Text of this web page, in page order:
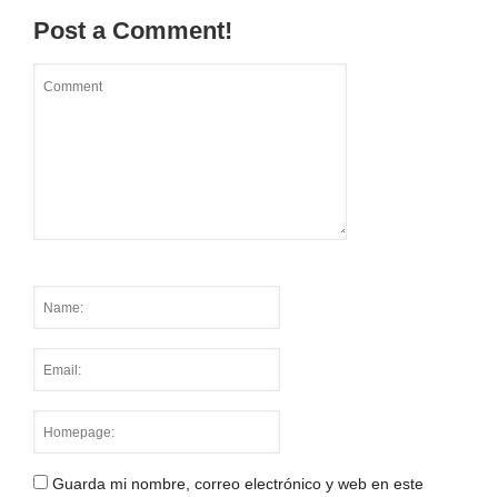
Post a Comment!
Guarda mi nombre, correo electrónico y web en este